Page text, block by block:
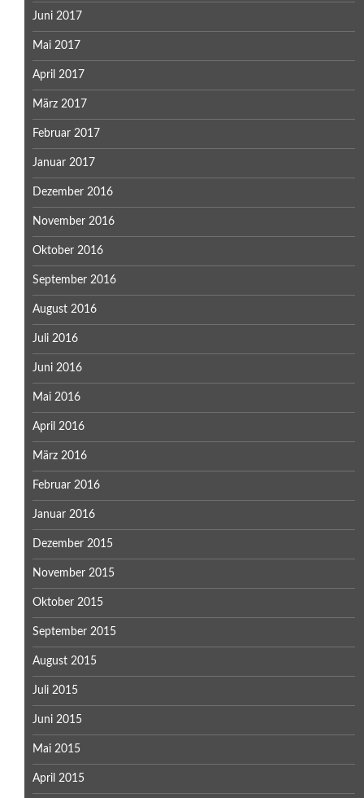
Juni 2017
Mai 2017
April 2017
März 2017
Februar 2017
Januar 2017
Dezember 2016
November 2016
Oktober 2016
September 2016
August 2016
Juli 2016
Juni 2016
Mai 2016
April 2016
März 2016
Februar 2016
Januar 2016
Dezember 2015
November 2015
Oktober 2015
September 2015
August 2015
Juli 2015
Juni 2015
Mai 2015
April 2015